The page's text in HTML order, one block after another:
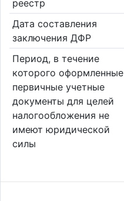
реестр
Дата составления
заключения ДФР
Период, в течение
которого оформленные
первичные учетные
документы для целей
налогообложения не
имеют юридической
силы